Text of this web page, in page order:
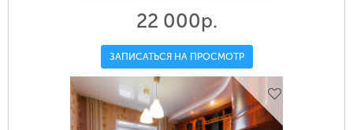
22 000р.
ЗАПИСАТЬСЯ НА ПРОСМОТР